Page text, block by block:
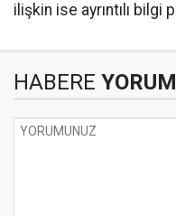
ilişkin ise ayrıntılı bilgi
HABERE